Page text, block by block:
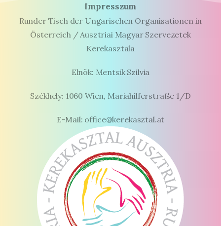
Impresszum
Runder Tisch der Ungarischen Organisationen in
Österreich / Ausztriai Magyar Szervezetek
Kerekasztala
Elnök: Mentsik Szilvia
Székhely: 1060 Wien, Mariahilferstraße 1/D
E-Mail: office@kerekasztal.at